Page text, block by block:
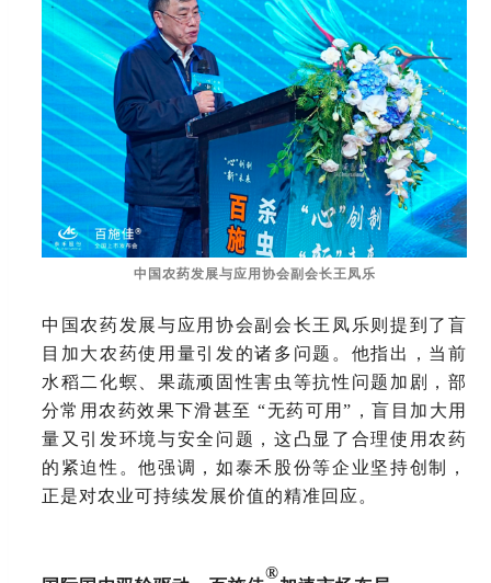
中国农药发展与应用协会副会长王凤乐
中国农药发展与应用协会副会长王凤乐则提到了盲
目加大农药使用量引发的诸多问题。他指出，当前
水稻二化螟、果蔬顽固性害虫等抗性问题加剧，部
分常用农药效果下滑甚至 “无药可用”，盲目加大用
量又引发环境与安全问题，这凸显了合理使用农药
的紧迫性。他强调，如泰禾股份等企业坚持创制，
正是对农业可持续发展价值的精准回应。
®